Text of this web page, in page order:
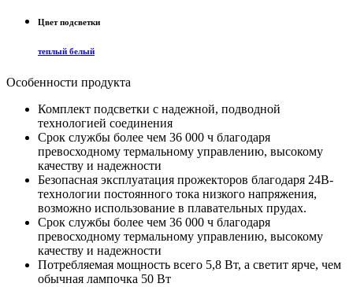
Цвет подсветки
теплый белый
Особенности продукта
Комплект подсветки с надежной, подводной
технологией соединения
Срок службы более чем 36 000 ч благодаря
превосходному термальному управлению, высокому
качеству и надежности
Безопасная эксплуатация прожекторов благодаря 24В-
технологии постоянного тока низкого напряжения,
возможно использование в плавательных прудах.
Срок службы более чем 36 000 ч благодаря
превосходному термальному управлению, высокому
качеству и надежности
Потребляемая мощность всего 5,8 Вт, а светит ярче, чем
обычная лампочка 50 Вт